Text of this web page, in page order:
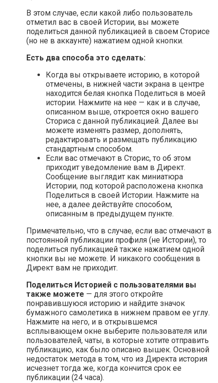
В этом случае, если какой либо пользователь
отметил вас в своей Истории, вы можете
поделиться данной публикацией в своем Сторисе
(но не в аккаунте) нажатием одной кнопки.
Есть два способа это сделать:
Когда вы открываете историю, в которой
отмечены, в нижней части экрана в центре
находится белая кнопка Поделиться в моей
истории. Нажмите на нее — как и в случае,
описанном выше, откроется окно вашего
Сториса с данной публикацией. Далее вы
можете изменять размер, дополнять,
редактировать и размещать публикацию
стандартным способом.
Если вас отмечают в Сторис, то об этом
приходит уведомление вам в Директ.
Сообщение выглядит как миниатюра
Истории, под которой расположена кнопка
Поделиться в своей Истории. Нажмите на
нее, а далее действуйте способом,
описанным в предыдущем пункте.
Примечательно, что в случае, если вас отмечают в
постоянной публикации профиля (не Истории), то
поделиться публикацией также нажатием одной
кнопки вы не можете. И никакого сообщения в
Директ вам не приходит.
Поделиться Историей с пользователями вы
также можете — для этого откройте
понравившуюся историю и найдите значок
бумажного самолетика в нижнем правом ее углу.
Нажмите на него, и в открывшемся
всплывающем окне выберите пользователя или
пользователей, чаты, в которые хотите отправить
публикацию, как было описано вышек. Основной
недостаток метода в том, что из Директа история
исчезнет тогда же, когда кончится срок ее
публикации (24 часа).